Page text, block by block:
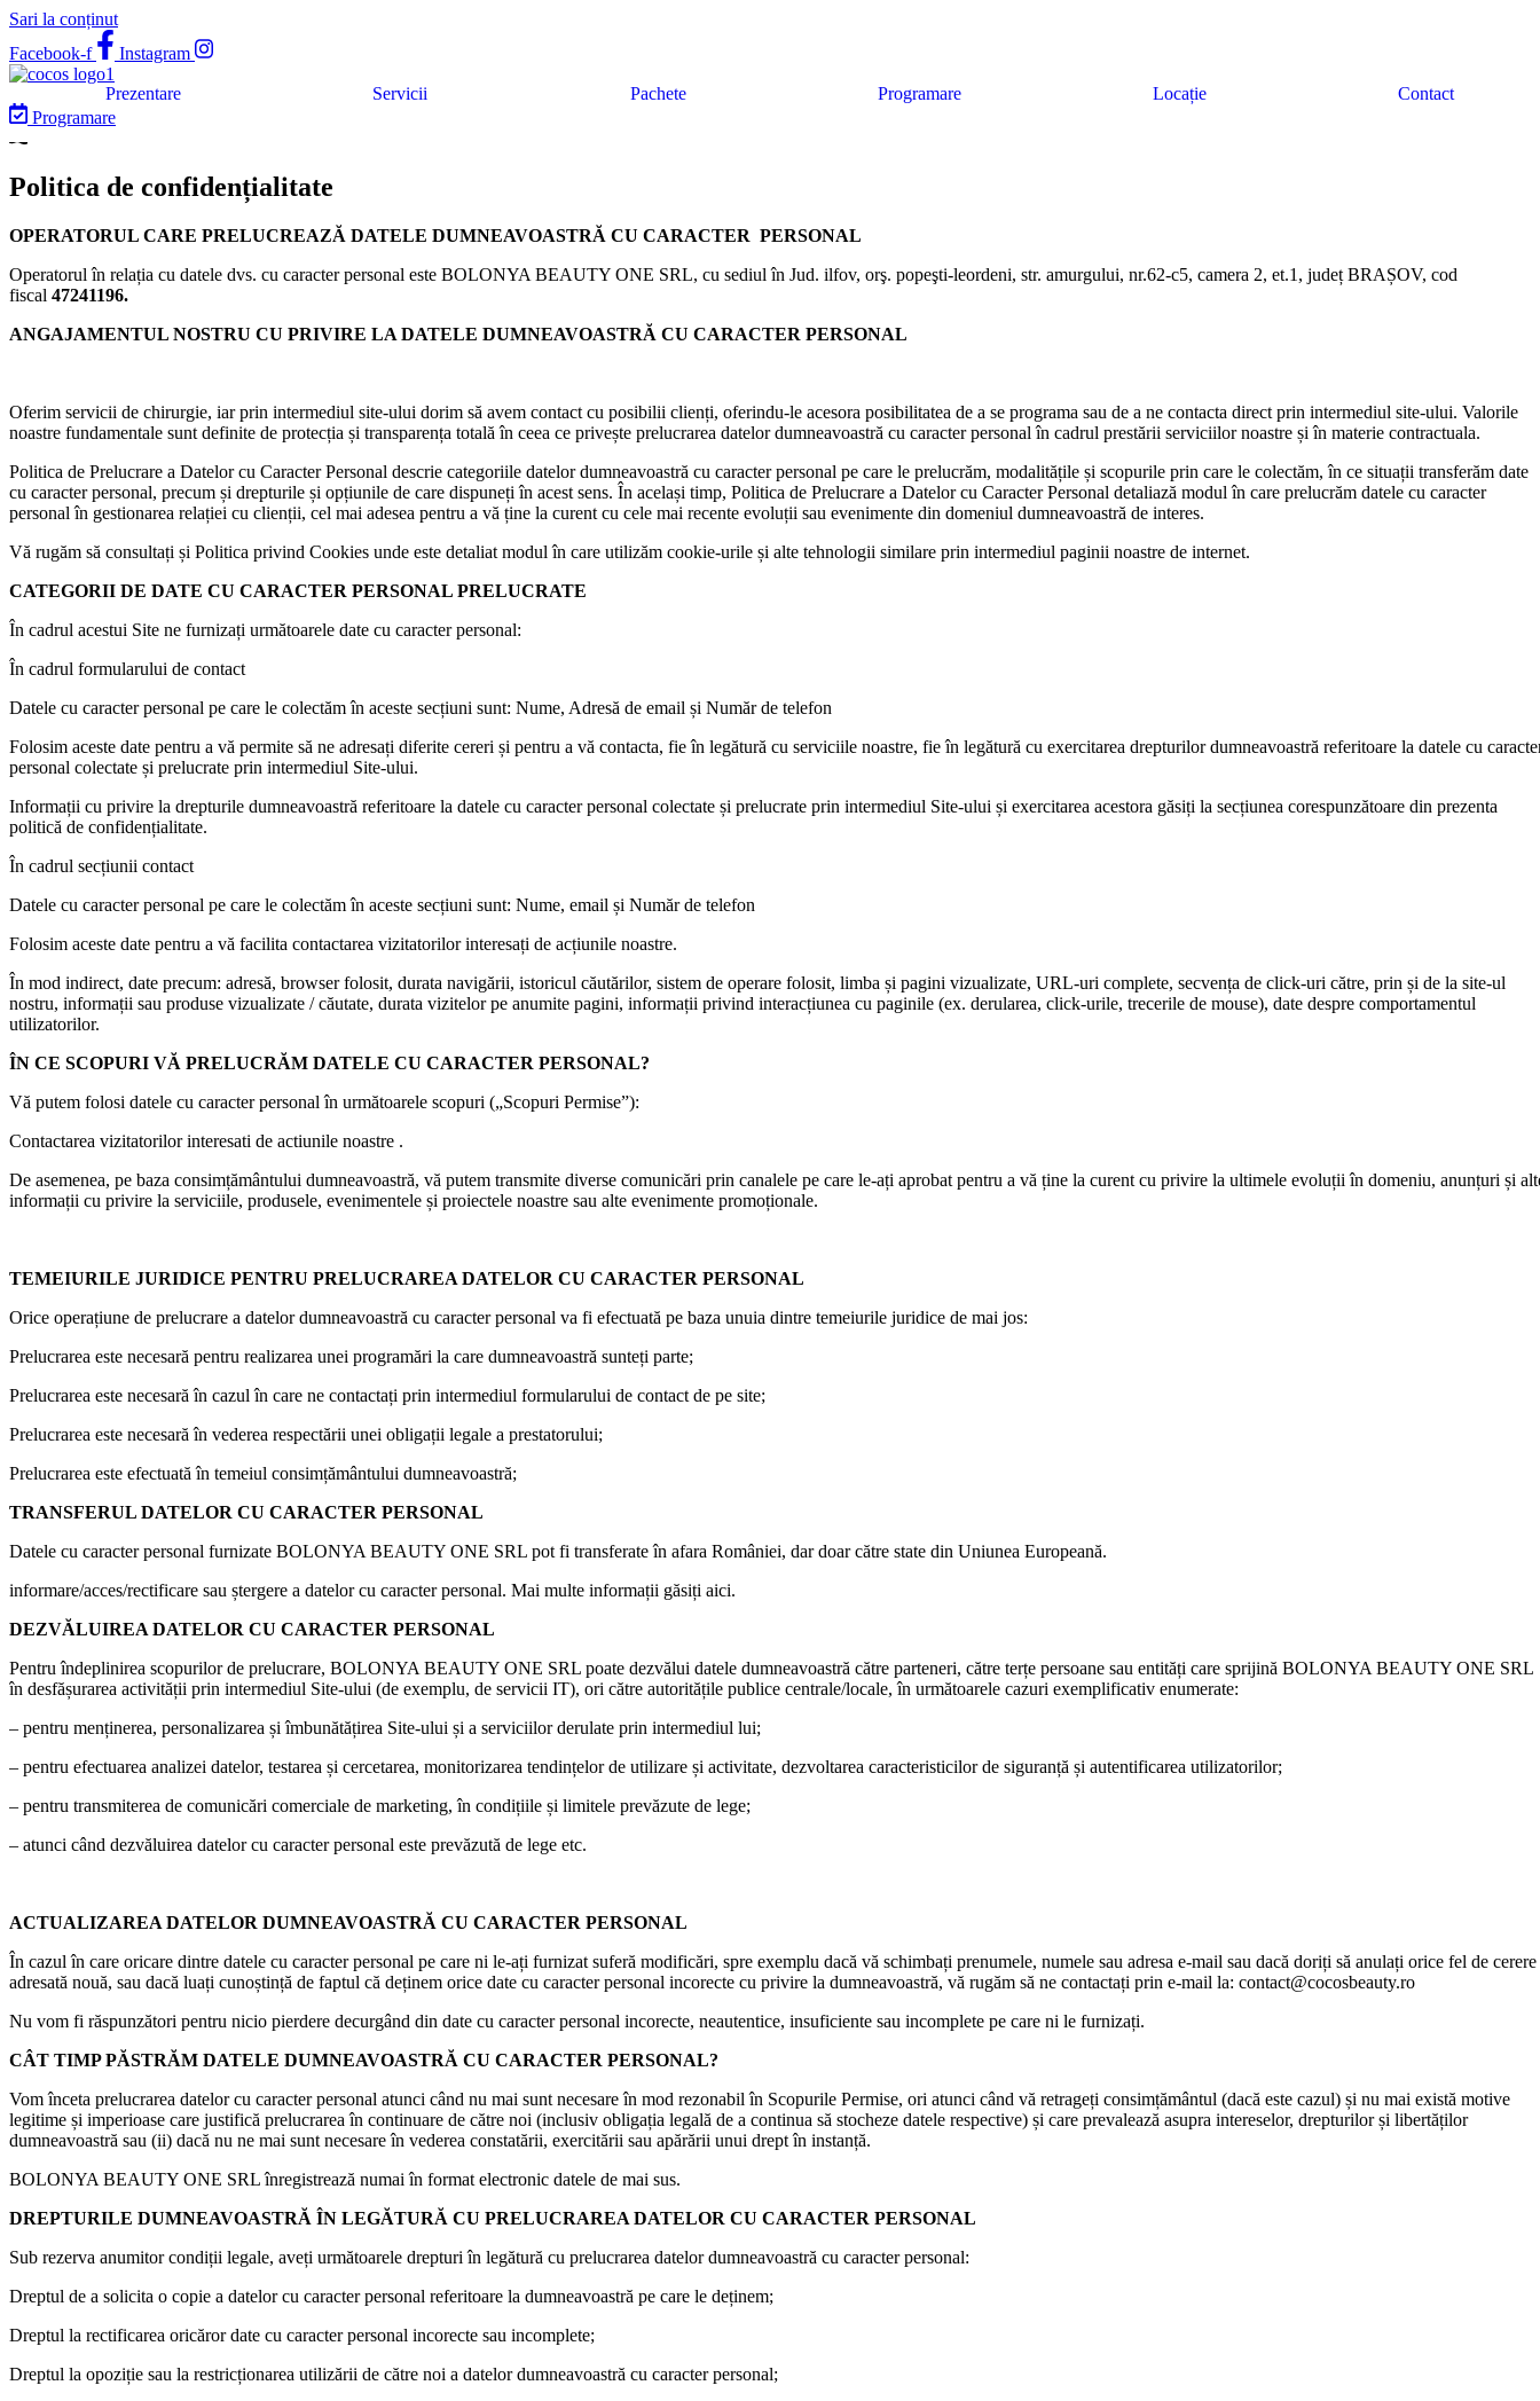
Sari la conținut
Facebook-f
Instagram
Prezentare Servicii Pachete Programare Locație
Contact
Programare
Politica de confidențialitate
OPERATORUL CARE PRELUCREAZĂ DATELE DUMNEAVOASTRĂ CU CARACTER PERSONAL
Operatorul în relația cu datele dvs. cu caracter personal este BOLONYA BEAUTY ONE SRL, cu sediul în Jud. ilfov, orş. popeşti-leordeni, str. amurgului, nr.62-c5, camera 2, et.1, județ BRAȘOV, cod
fiscal 47241196.
ANGAJAMENTUL NOSTRU CU PRIVIRE LA DATELE DUMNEAVOASTRĂ CU CARACTER PERSONAL
Oferim servicii de chirurgie, iar prin intermediul site-ului dorim să avem contact cu posibilii clienți, oferindu-le acesora posibilitatea de a se programa sau de a ne contacta direct prin intermediul site-ului. Valorile
noastre fundamentale sunt definite de protecția și transparența totală în ceea ce privește prelucrarea datelor dumneavoastră cu caracter personal în cadrul prestării serviciilor noastre și în materie contractuala.
Politica de Prelucrare a Datelor cu Caracter Personal descrie categoriile datelor dumneavoastră cu caracter personal pe care le prelucrăm, modalitățile și scopurile prin care le colectăm, în ce situații transferăm date
cu caracter personal, precum și drepturile și opțiunile de care dispuneți în acest sens. În același timp, Politica de Prelucrare a Datelor cu Caracter Personal detaliază modul în care prelucrăm datele cu caracter
personal în gestionarea relației cu clienții, cel mai adesea pentru a vă ține la curent cu cele mai recente evoluții sau evenimente din domeniul dumneavoastră de interes.
Vă rugăm să consultați și Politica privind Cookies unde este detaliat modul în care utilizăm cookie-urile și alte tehnologii similare prin intermediul paginii noastre de internet.
CATEGORII DE DATE CU CARACTER PERSONAL PRELUCRATE
În cadrul acestui Site ne furnizați următoarele date cu caracter personal:
În cadrul formularului de contact
Datele cu caracter personal pe care le colectăm în aceste secțiuni sunt: Nume, Adresă de email și Număr de telefon
Folosim aceste date pentru a vă permite să ne adresați diferite cereri și pentru a vă contacta, fie în legătură cu serviciile noastre, fie în legătură cu exercitarea drepturilor dumneavoastră referitoare la datele cu
personal colectate și prelucrate prin intermediul Site-ului.
Informații cu privire la drepturile dumneavoastră referitoare la datele cu caracter personal colectate și prelucrate prin intermediul Site-ului și exercitarea acestora găsiți la secțiunea corespunzătoare din prezenta
politică de confidențialitate.
În cadrul secțiunii contact
Datele cu caracter personal pe care le colectăm în aceste secțiuni sunt: Nume, email și Număr de telefon
Folosim aceste date pentru a vă facilita contactarea vizitatorilor interesați de acțiunile noastre.
În mod indirect, date precum: adresă, browser folosit, durata navigării, istoricul căutărilor, sistem de operare folosit, limba și pagini vizualizate, URL-uri complete, secvența de click-uri către, prin și de la site-ul
nostru, informații sau produse vizualizate / căutate, durata vizitelor pe anumite pagini, informații privind interacțiunea cu paginile (ex. derularea, click-urile, trecerile de mouse), date despre comportamentul
utilizatorilor.
ÎN CE SCOPURI VĂ PRELUCRĂM DATELE CU CARACTER PERSONAL?
Vă putem folosi datele cu caracter personal în următoarele scopuri („Scopuri Permise”):
Contactarea vizitatorilor interesati de actiunile noastre .
De asemenea, pe baza consimțământului dumneavoastră, vă putem transmite diverse comunicări prin canalele pe care le-ați aprobat pentru a vă ține la curent cu privire la ultimele evoluții în domeniu, anunțuri și
informații cu privire la serviciile, produsele, evenimentele și proiectele noastre sau alte evenimente promoționale.
TEMEIURILE JURIDICE PENTRU PRELUCRAREA DATELOR CU CARACTER PERSONAL
Orice operațiune de prelucrare a datelor dumneavoastră cu caracter personal va fi efectuată pe baza unuia dintre temeiurile juridice de mai jos:
Prelucrarea este necesară pentru realizarea unei programări la care dumneavoastră sunteți parte;
Prelucrarea este necesară în cazul în care ne contactați prin intermediul formularului de contact de pe site;
Prelucrarea este necesară în vederea respectării unei obligații legale a prestatorului;
Prelucrarea este efectuată în temeiul consimțământului dumneavoastră;
TRANSFERUL DATELOR CU CARACTER PERSONAL
Datele cu caracter personal furnizate BOLONYA BEAUTY ONE SRL pot fi transferate în afara României, dar doar către state din Uniunea Europeană.
informare/acces/rectificare sau ștergere a datelor cu caracter personal. Mai multe informații găsiți aici.
DEZVĂLUIREA DATELOR CU CARACTER PERSONAL
Pentru îndeplinirea scopurilor de prelucrare, BOLONYA BEAUTY ONE SRL poate dezvălui datele dumneavoastră către parteneri, către terțe persoane sau entități care sprijină BOLONYA BEAUTY ONE SRL
în desfășurarea activității prin intermediul Site-ului (de exemplu, de servicii IT), ori către autoritățile publice centrale/locale, în următoarele cazuri exemplificativ enumerate:
– pentru menținerea, personalizarea și îmbunătățirea Site-ului și a serviciilor derulate prin intermediul lui;
– pentru efectuarea analizei datelor, testarea și cercetarea, monitorizarea tendințelor de utilizare și activitate, dezvoltarea caracteristicilor de siguranță și autentificarea utilizatorilor;
– pentru transmiterea de comunicări comerciale de marketing, în condițiile și limitele prevăzute de lege;
– atunci când dezvăluirea datelor cu caracter personal este prevăzută de lege etc.
ACTUALIZAREA DATELOR DUMNEAVOASTRĂ CU CARACTER PERSONAL
În cazul în care oricare dintre datele cu caracter personal pe care ni le-ați furnizat suferă modificări, spre exemplu dacă vă schimbați prenumele, numele sau adresa e-mail sau dacă doriți să anulați orice fel de cerere
adresată nouă, sau dacă luați cunoștință de faptul că deținem orice date cu caracter personal incorecte cu privire la dumneavoastră, vă rugăm să ne contactați prin e-mail la: contact@cocosbeauty.ro
Nu vom fi răspunzători pentru nicio pierdere decurgând din date cu caracter personal incorecte, neautentice, insuficiente sau incomplete pe care ni le furnizați.
CÂT TIMP PĂSTRĂM DATELE DUMNEAVOASTRĂ CU CARACTER PERSONAL?
Vom înceta prelucrarea datelor cu caracter personal atunci când nu mai sunt necesare în mod rezonabil în Scopurile Permise, ori atunci când vă retrageți consimțământul (dacă este cazul) și nu mai există motive
legitime și imperioase care justifică prelucrarea în continuare de către noi (inclusiv obligația legală de a continua să stocheze datele respective) și care prevalează asupra intereselor, drepturilor și libertăților
dumneavoastră sau (ii) dacă nu ne mai sunt necesare în vederea constatării, exercitării sau apărării unui drept în instanță.
BOLONYA BEAUTY ONE SRL înregistrează numai în format electronic datele de mai sus.
DREPTURILE DUMNEAVOASTRĂ ÎN LEGĂTURĂ CU PRELUCRAREA DATELOR CU CARACTER PERSONAL
Sub rezerva anumitor condiții legale, aveți următoarele drepturi în legătură cu prelucrarea datelor dumneavoastră cu caracter personal:
Dreptul de a solicita o copie a datelor cu caracter personal referitoare la dumneavoastră pe care le deținem;
Dreptul la rectificarea oricăror date cu caracter personal incorecte sau incomplete;
Dreptul la opoziție sau la restricționarea utilizării de către noi a datelor dumneavoastră cu caracter personal;